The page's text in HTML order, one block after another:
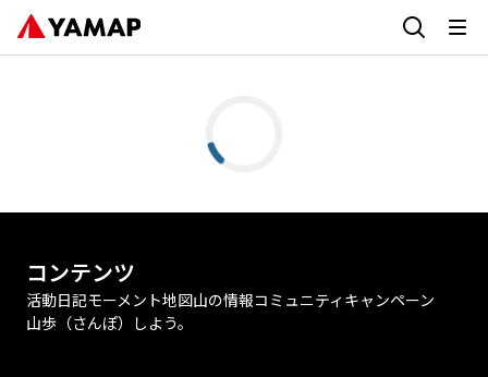
コンテンツ
活動日記モーメント地図山の情報コミュニティ キャンペーン
山歩（さんぽ）しよう。